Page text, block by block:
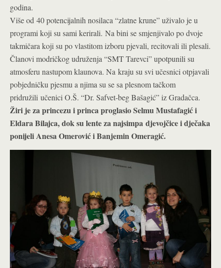
godina.
Više od 40 potencijalnih nosilaca “zlatne krune” uživalo je u
programi koji su sami kerirali. Na bini se smjenjivalo po dvoje
takmičara koji su po vlastitom izboru pjevali, recitovali ili plesali.
Članovi modričkog udruženja “SMT Tarevci” upotpunili su
atmosferu nastupom klaunova. Na kraju su svi učesnici otpjavali
pobjedničku pjesmu a njima su se sa plesnom tačkom
pridružili učenici O.Š. “Dr. Safvet-beg Bašagić” iz Gradačca.
Žiri je za princezu i princa proglasio Selmu Mustafagić i
Eldara Bilajca, dok su lente za najsimpa djevojčice i dječaka
ponijeli Anesa Omerović i Banjemin Omeragić.